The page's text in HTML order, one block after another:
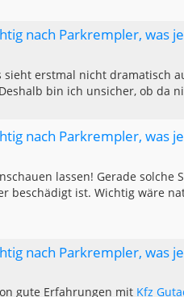
nach Parkrempler, was
sieht erstmal nicht dramatisch
bin ich unsicher, ob da
nach Parkrempler, was
lassen! Gerade
beschädigt ist. Wichtig wäre
nach Parkrempler, was
gute Erfahrungen mit Kfz